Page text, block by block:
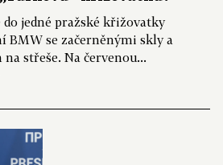
do jedné pražské křižovatky
se začerněnými skly a
střeše. Na červenou...